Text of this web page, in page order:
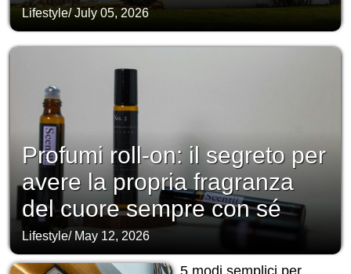
Lifestyle/July 05, 2026
Profumi roll-on: il segreto per
avere la propria fragranza
del cuore sempre con sé
Lifestyle/ May 12, 2026